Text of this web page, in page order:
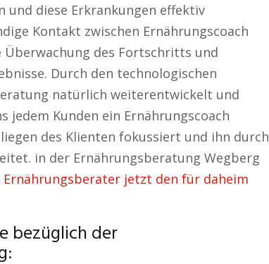
und diese Erkrankungen effektiv
Kontakt zwischen Ernährungscoach
des Fortschritts und
Durch den technologischen
natürlich weiterentwickelt und
jedem Kunden ein Ernährungscoach
des Klienten fokussiert und ihn durch
in der Ernährungsberatung Wegberg
jetzt den für daheim
bezüglich der